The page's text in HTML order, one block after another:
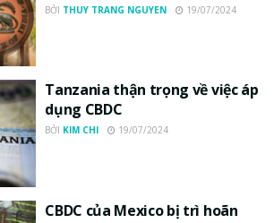
BỞI THUY TRANG NGUYEN 19/07/2024
Tanzania thận trọng về việc áp
dụng CBDC
BỞI KIM CHI 19/07/2024
CBDC của Mexico bị trì hoãn